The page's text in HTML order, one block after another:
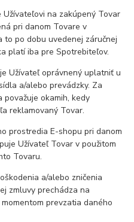
na zakúpený Tovar
pri danom Tovare v
to po dobu uvedenej záručnej
platí iba pre Spotrebiteľov.
Užívateľ oprávnený uplatniť u
a/alebo prevádzky. Za
okamih, kedy
reklamovaný Tovar.
prostredia E-shopu pri danom
Užívateľ Tovar v použitom
Tovaru.
a/alebo zničenia
zmluvy prechádza na
prevzatia daného